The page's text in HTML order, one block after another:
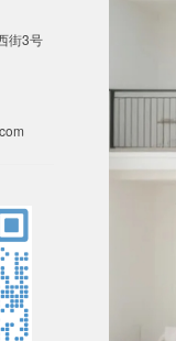
街3号